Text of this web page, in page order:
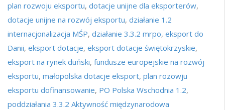
plan rozwoju eksportu, dotacje unijne dla eksporterów,
dotacje unijne na rozwój eksportu, działanie 1.2
internacjonalizacja MŚP, działanie 3.3.2 mrpo, eksport do
Danii, eksport dotacje, eksport dotacje świętokrzyskie,
eksport na rynek duński, fundusze europejskie na rozwój
eksportu, małopolska dotacje eksport, plan rozowju
eksportu dofinansowanie, PO Polska Wschodnia 1.2,
poddziałania 3.3.2 Aktywność międzynarodowa